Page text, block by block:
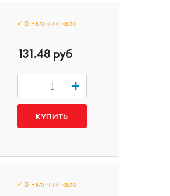
✓ В наличии мало
131.48 руб
+
✓ В наличии мало